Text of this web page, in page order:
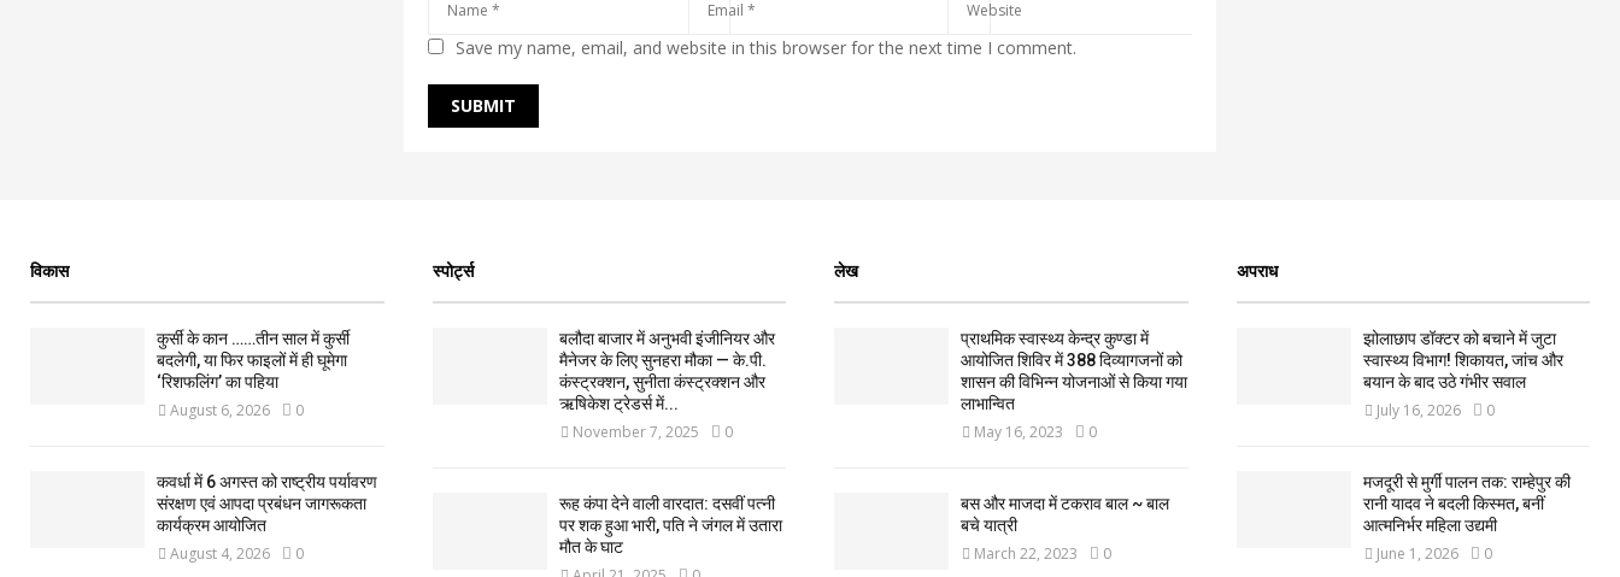
Save my name, email, and website in this browser for the next time I comment.
विकास
कुर्सी के कान ……तीन साल में कुर्सी
बदलेगी, या फिर फाइलों में ही घूमेगा
‘रिशफलिंग’ का पहिया
August 6, 2026 0
कवर्धा में 6 अगस्त को राष्ट्रीय पर्यावरण
संरक्षण एवं आपदा प्रबंधन जागरूकता
कार्यक्रम आयोजित
August 4, 2026 0
स्पोर्ट्स
बलौदा बाजार में अनुभवी इंजीनियर और
मैनेजर के लिए सुनहरा मौका — के.पी.
कंस्ट्रक्शन, सुनीता कंस्ट्रक्शन और
ऋषिकेश ट्रेडर्स में...
November 7, 2025 0
रूह कंपा देने वाली वारदात: दसवीं पत्नी
पर शक हुआ भारी, पति ने जंगल में उतारा
मौत के घाट
लेख
प्राथमिक स्वास्थ्य केन्द्र कुण्डा में
आयोजित शिविर में 388 दिव्यागजनों को
शासन की विभिन्न योजनाओं से किया गया
लाभान्वित
May 16, 2023 0
बस और माजदा में टकराव बाल ~ बाल
बचे यात्री
March 22, 2023 0
अपराध
झोलाछाप डॉक्टर को बचाने में जुटा
स्वास्थ्य विभाग! शिकायत, जांच और
बयान के बाद उठे गंभीर सवाल
July 16, 2026 0
मजदूरी से मुर्गी पालन तक: राम्हेपुर की
रानी यादव ने बदली किस्मत, बनीं
आत्मनिर्भर महिला उद्यमी
June 1, 2026 0